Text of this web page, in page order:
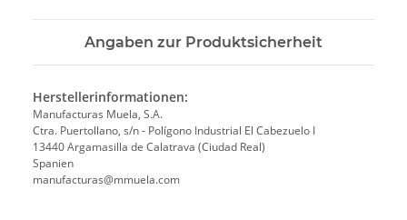
Angaben zur Produktsicherheit
Herstellerinformationen:
Manufacturas Muela, S.A.
Ctra. Puertollano, s/n - Polígono Industrial El Cabezuelo I
13440 Argamasilla de Calatrava (Ciudad Real)
Spanien
manufacturas@mmuela.com